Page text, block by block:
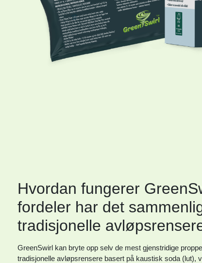
Hvordan fungerer
fordeler har det
tradisjonelle
GreenSwirl kan bryte opp selv de mest gjenstridige
tradisjonelle avløpsrensere basert på kaustisk soda (lut),